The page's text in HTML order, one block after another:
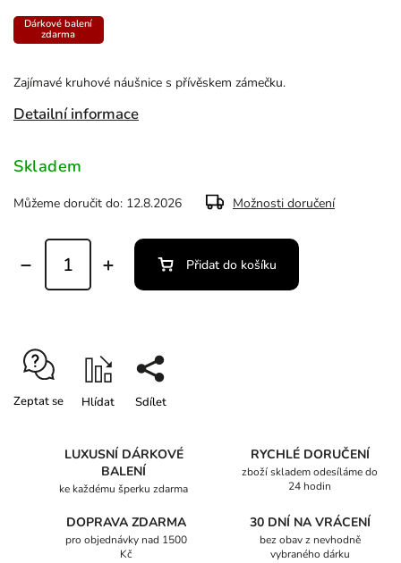
Zajímavé kruhové náušnice s přívěskem zámečku.
Detailní informace
Dárkové balení
zdarma
Skladem
Můžeme doručit do: 12.8.2026 Možnosti doručení
Přidat do košíku
Zeptat se Hlídat Sdílet
LUXUSNÍ DÁRKOVÉ
BALENÍ
ke každému šperku zdarma
RYCHLÉ DORUČENÍ
zboží skladem odesíláme do
24 hodin
DOPRAVA ZDARMA
pro objednávky nad 1500
Kč
30 DNÍ NA VRÁCENÍ
bez obav z nevhodně
vybraného dárku